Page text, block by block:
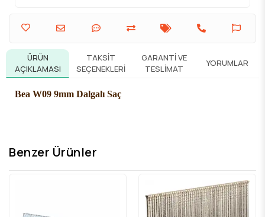
ÜRÜN
AÇIKLAMASI
TAKSIT
SEÇENEKLERI
GARANTI VE
TESLIMAT
YORUMLAR
Bea W09 9mm Dalgalı Saç
Benzer Ürünler